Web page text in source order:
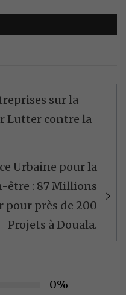
sur la
Lutter contre la
Urbaine pour la
être : 87 Millions
pour près de 200
Projets à Douala.
0%